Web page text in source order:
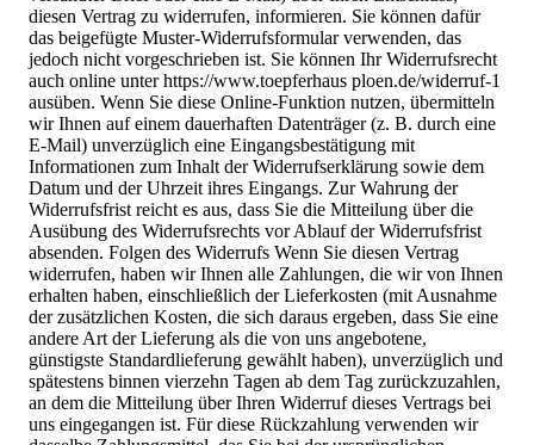
diesen Vertrag zu widerrufen, informieren. Sie können dafür
das beigefügte Muster-Widerrufsformular verwenden, das
jedoch nicht vorgeschrieben ist. Sie können Ihr Widerrufsrecht
auch online unter https://www.toepferhaus ploen.de/widerruf-1
ausüben. Wenn Sie diese Online-Funktion nutzen, übermitteln
wir Ihnen auf einem dauerhaften Datenträger (z. B. durch eine
E-Mail) unverzüglich eine Eingangsbestätigung mit
Informationen zum Inhalt der Widerrufserklärung sowie dem
Datum und der Uhrzeit ihres Eingangs. Zur Wahrung der
Widerrufsfrist reicht es aus, dass Sie die Mitteilung über die
Ausübung des Widerrufsrechts vor Ablauf der Widerrufsfrist
absenden. Folgen des Widerrufs Wenn Sie diesen Vertrag
widerrufen, haben wir Ihnen alle Zahlungen, die wir von Ihnen
erhalten haben, einschließlich der Lieferkosten (mit Ausnahme
der zusätzlichen Kosten, die sich daraus ergeben, dass Sie eine
andere Art der Lieferung als die von uns angebotene,
günstigste Standardlieferung gewählt haben), unverzüglich und
spätestens binnen vierzehn Tagen ab dem Tag zurückzuzahlen,
an dem die Mitteilung über Ihren Widerruf dieses Vertrags bei
uns eingegangen ist. Für diese Rückzahlung verwenden wir